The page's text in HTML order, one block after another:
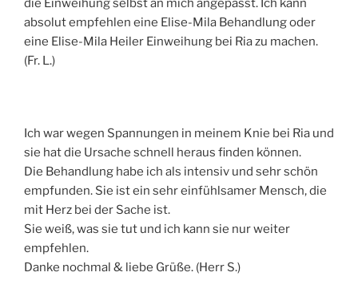
absolut empfehlen eine Elise-Mila Behandlung oder
eine Elise-Mila Heiler Einweihung bei Ria zu machen.
(Fr. L.)
Ich war wegen Spannungen in meinem Knie bei Ria und
sie hat die Ursache schnell heraus finden können.
Die Behandlung habe ich als intensiv und sehr schön
empfunden. Sie ist ein sehr einfühlsamer Mensch, die
mit Herz bei der Sache ist.
Sie weiß, was sie tut und ich kann sie nur weiter
empfehlen.
Danke nochmal & liebe Grüße. (Herr S.)